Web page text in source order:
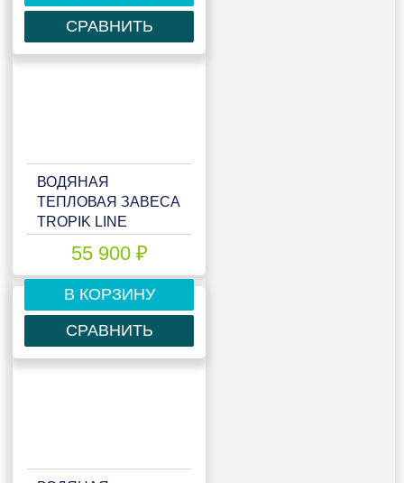
СРАВНИТЬ
ВОДЯНАЯ
ТЕПЛОВАЯ ЗАВЕСА
TROPIK LINE
55 900 ₽
В КОРЗИНУ
СРАВНИТЬ